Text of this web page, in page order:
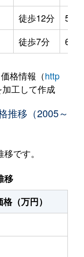
徒歩12分
徒歩7分
格情報（http
工して作成
推移（2005～
です。
移
（万円）